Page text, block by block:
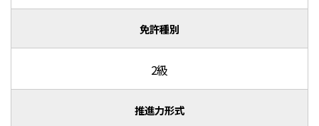
免許種別
2級
推進力形式